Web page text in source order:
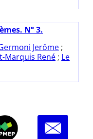
N° 3.
Jerôme ;
Marquis René ; Le